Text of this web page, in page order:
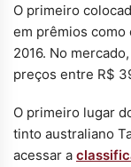
O primeiro
em prêmios como
2016. No
preços entre R$
O primeiro lugar
tinto australiano
acessar a